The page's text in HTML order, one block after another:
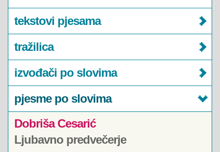
tekstovi pjesama
tražilica
izvođači po slovima
pjesme po slovima
Dobriša Cesarić
Ljubavno predvečerje